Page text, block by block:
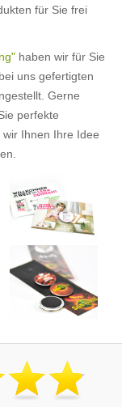
für Sie frei
haben wir für Sie
uns gefertigten
Gerne
perfekte
Ihnen Ihre Idee